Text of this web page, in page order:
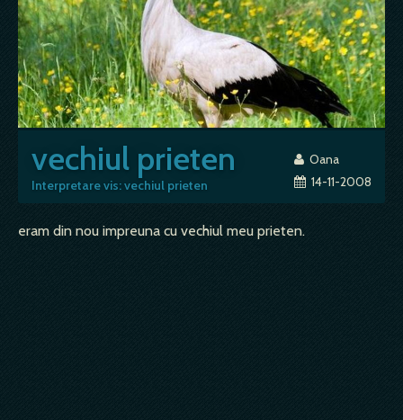
vechiul prieten
Interpretare vis: vechiul prieten
Oana
14-11-2008
eram din nou impreuna cu vechiul meu prieten.